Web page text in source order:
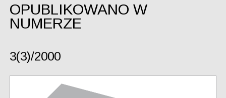
OPUBLIKOWANO W
NUMERZE
3(3)/2000